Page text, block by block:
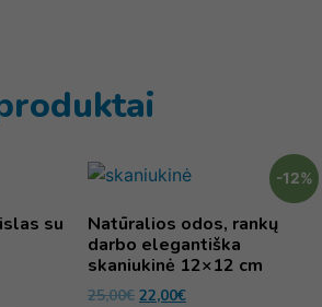
su
-12%
Natūralios odos, rankų
darbo elegantiška
skaniukinė 12×12 cm
25,00€ 22,00€